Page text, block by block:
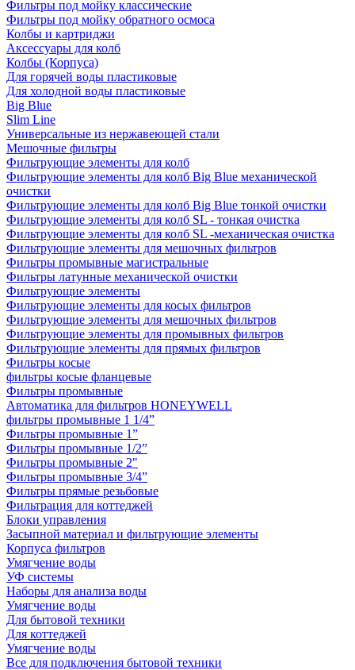
Фильтры под мойку классические
Фильтры под мойку обратного осмоса
Колбы и картриджи
Аксессуары для колб
Колбы (Корпуса)
Для горячей воды пластиковые
Для холодной воды пластиковые
Big Blue
Slim Line
Универсальные из нержавеющей стали
Мешочные фильтры
Фильтрующие элементы для колб
Фильтрующие элементы для колб Big Blue механической
очистки
Фильтрующие элементы для колб Big Blue тонкой очистки
Фильтрующие элементы для колб SL - тонкая очистка
Фильтрующие элементы для колб SL -механическая очистка
Фильтрующие элементы для мешочных фильтров
Фильтры промывные магистральные
Фильтры латунные механической очистки
Фильтрующие элементы
Фильтрующие элементы для косых фильтров
Фильтрующие элементы для мешочных фильтров
Фильтрующие элементы для промывных фильтров
Фильтрующие элементы для прямых фильтров
Фильтры косые
фильтры косые фланцевые
Фильтры промывные
Автоматика для фильтров HONEYWELL
фильтры промывные 1 1/4”
Фильтры промывные 1”
Фильтры промывные 1/2”
Фильтры промывные 2"
Фильтры промывные 3/4”
Фильтры прямые резьбовые
Фильтрация для коттеджей
Блоки управления
Засыпной материал и фильтрующие элементы
Корпуса фильтров
Умягчение воды
УФ системы
Наборы для анализа воды
Умягчение воды
Для бытовой техники
Для коттеджей
Умягчение воды
Все для подключения бытовой техники